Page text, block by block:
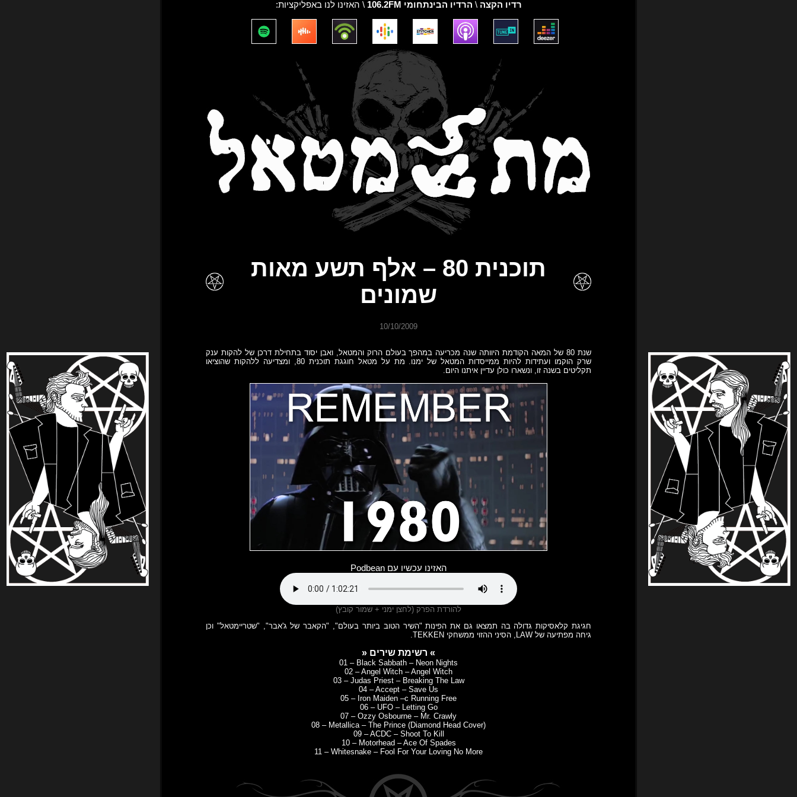
רדיו הקצה \ הרדיו הבינתחומי 106.2FM \ האזינו לנו באפליקציות:
תוכנית 80 – אלף תשע מאות
שמונים
10/10/2009
שנת 80 של המאה הקודמת היוותה שנה מכריעה במהפך בעולם הרוק והמטאל, ואבן יסוד בתחילת דרכן של להקות ענק
שרק הוקמו ועתידות להיות ממייסדות המטאל של ימנו. מת על מטאל חוגגת תוכנית 80, ומצדיעה ללהקות שהוציאו
תקליטים בשנה זו, ונשארו כולן עדיין איתנו היום.
האזינו עכשיו עם Podbean
להורדת הפרק (לחצן ימני + שמור קובץ)
חגיגת קלאסיקות גדולה בה תמצאו גם את הפינות "השיר הטוב ביותר בעולם", "הקאבר של ג'אבר", "שטריימטאל" וכן
גיחה מפתיעה של LAW, הסיני ההזוי ממשחקי TEKKEN.
» רשימת שירים «
01 – Black Sabbath – Neon Nights
02 – Angel Witch – Angel Witch
03 – Judas Priest – Breaking The Law
04 – Accept – Save Us
05 – Iron Maiden –c Running Free
06 – UFO – Letting Go
07 – Ozzy Osbourne – Mr. Crawly
08 – Metallica – The Prince (Diamond Head Cover)
09 – ACDC – Shoot To Kill
10 – Motorhead – Ace Of Spades
11 – Whitesnake – Fool For Your Loving No More